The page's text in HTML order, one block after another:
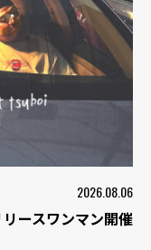
2026.08.06
ースワンマン開催